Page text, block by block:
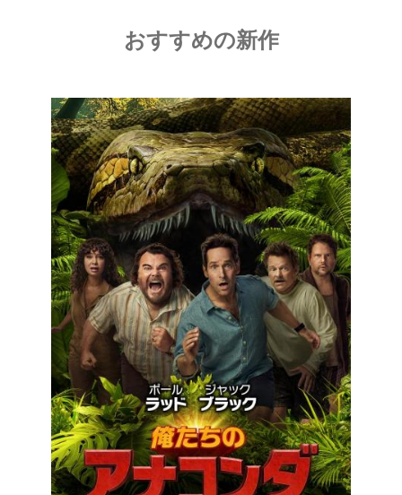
おすすめの新作